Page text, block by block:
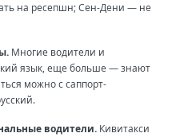
на ресепшн; Сен-Дени — не
Многие водители и
язык, еще больше — знают
можно с саппорт-
водители. Кивитакси